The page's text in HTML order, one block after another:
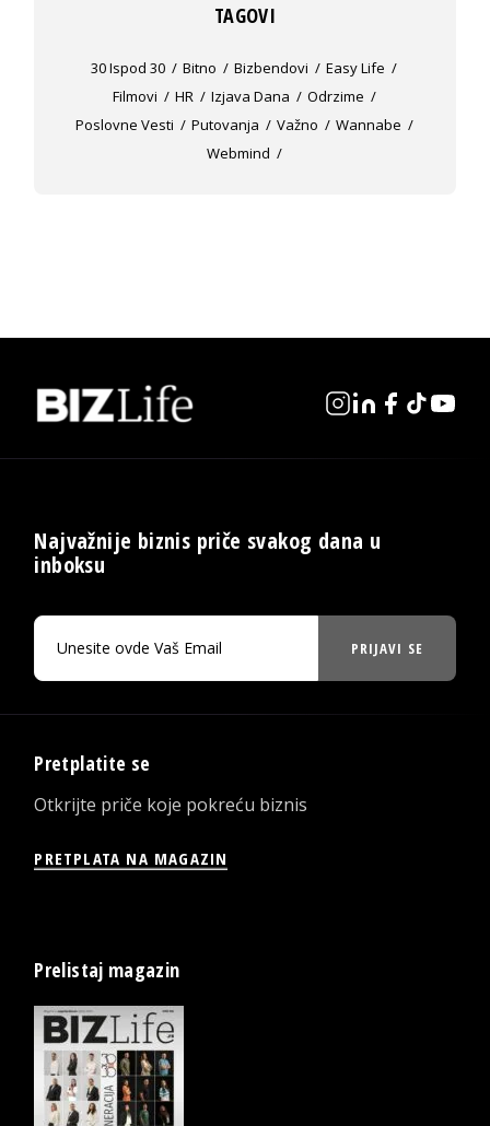
TAGOVI
30 Ispod 30 Bitno Bizbendovi
Easy Life
Filmovi
HR Izjava Dana
Odrzime
Poslovne Vesti
Putovanja Važno
Wannabe
Webmind
Najvažnije biznis priče svakog dana u
inboksu
PRIJAVI SE
Pretplatite se
Otkrijte priče koje pokreću biznis
PRETPLATA NA MAGAZIN
Prelistaj magazin